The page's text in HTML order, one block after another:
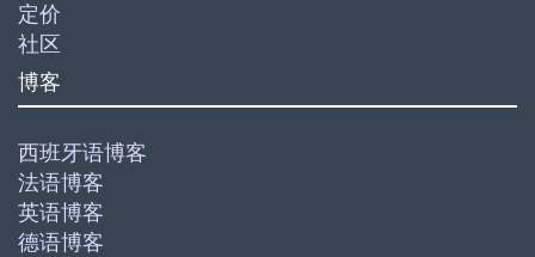
定价
社区
博客
西班牙语博客
法语博客
英语博客
德语博客